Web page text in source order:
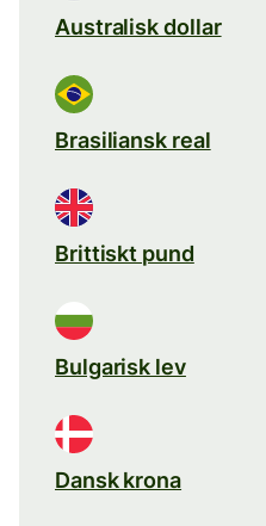
Australisk dollar
Brasiliansk real
Brittiskt pund
Bulgarisk lev
Dansk krona